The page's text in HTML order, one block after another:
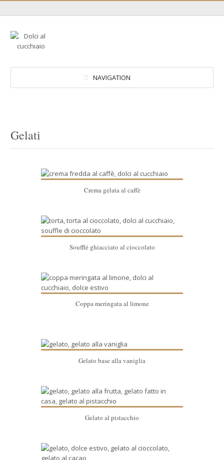
NAVIGATION
Gelati
Crema gelata al caffè
Soufflé ghiacciato al cioccolato
Coppa meringata al limone
Gelato base alla vaniglia
Gelato al pistacchio